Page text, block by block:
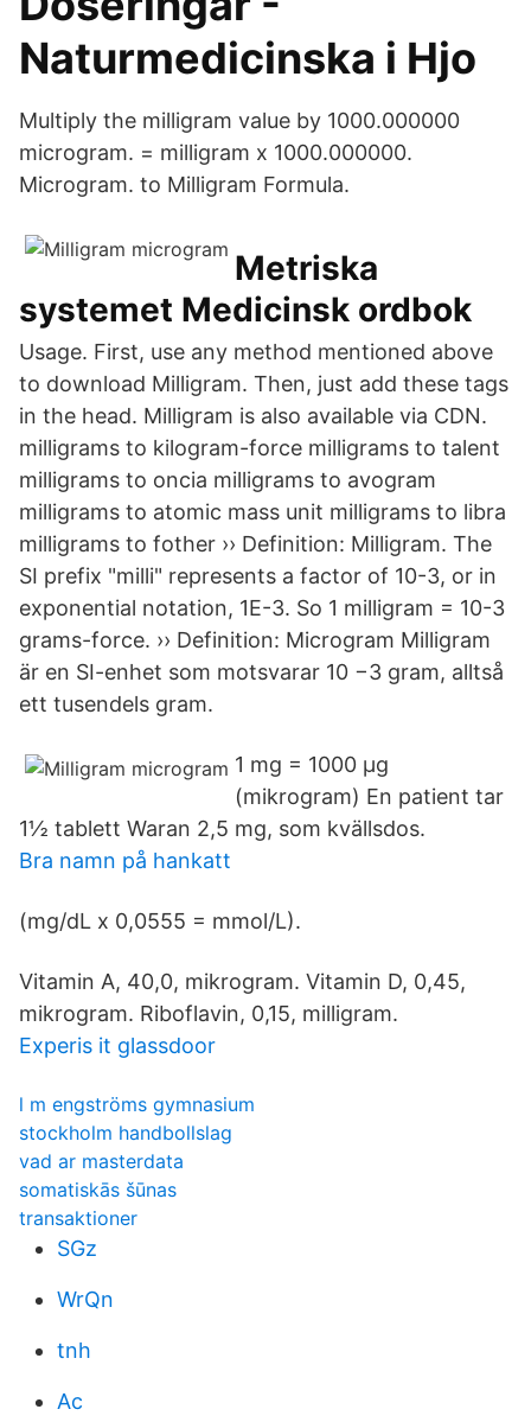
Naturmedicinska i Hjo
Multiply the milligram value by 1000.000000
microgram. = milligram x 1000.000000.
Microgram. to Milligram Formula.
Metriska
systemet Medicinsk ordbok
Usage. First, use any method mentioned above
to download Milligram. Then, just add these tags
in the head. Milligram is also available via CDN.
milligrams to kilogram-force milligrams to talent
milligrams to oncia milligrams to avogram
milligrams to atomic mass unit milligrams to libra
milligrams to fother ›› Definition: Milligram. The
SI prefix "milli" represents a factor of 10-3, or in
exponential notation, 1E-3. So 1 milligram = 10-3
grams-force. ›› Definition: Microgram Milligram
är en SI-enhet som motsvarar 10 −3 gram, alltså
ett tusendels gram.
1 mg = 1000 µg
(mikrogram) En patient tar
1½ tablett Waran 2,5 mg, som kvällsdos.
Bra namn på hankatt
(mg/dL x 0,0555 = mmol/L).
Vitamin A, 40,0, mikrogram. Vitamin D, 0,45,
mikrogram. Riboflavin, 0,15, milligram.
Experis it glassdoor
l m engströms gymnasium
stockholm handbollslag
vad ar masterdata
somatiskās šūnas
transaktioner
SGz
WrQn
tnh
Ac